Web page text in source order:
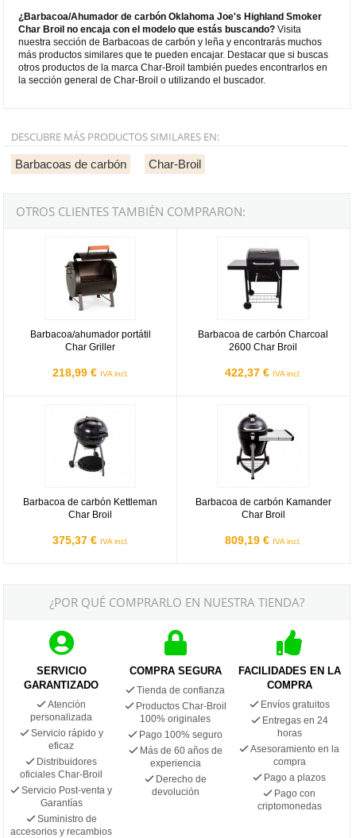
¿Barbacoa/Ahumador de carbón Oklahoma Joe's Highland Smoker
Char Broil no encaja con el modelo que estás buscando? Visita
nuestra sección de Barbacoas de carbón y leña y encontrarás muchos
más productos similares que te pueden encajar. Destacar que si buscas
otros productos de la marca Char-Broil también puedes encontrarlos en
la sección general de Char-Broil o utilizando el buscador.
DESCUBRE MÁS PRODUCTOS SIMILARES EN:
Barbacoas de carbón Char-Broil
OTROS CLIENTES TAMBIÉN COMPRARON:
Barbacoa/ahumador portátil
Char Griller
218,99 € IVA incl.
Barbacoa de carbón Charcoal
2600 Char Broil
422,37 € IVA incl.
Barbacoa de carbón Kettleman
Char Broil
375,37 € IVA incl.
Barbacoa de carbón Kamander
Char Broil
809,19 € IVA incl.
¿POR QUÉ COMPRARLO EN NUESTRA TIENDA?
SERVICIO
GARANTIZADO
Atención
personalizada
Servicio rápido y
eficaz
Distribuidores
oficiales Char-Broil
Servicio Post-venta y
Garantías
Suministro de
accesorios y recambios
COMPRA SEGURA
Tienda de confianza
Productos Char-Broil
100% originales
Pago 100% seguro
Más de 60 años de
experiencia
Derecho de
devolución
FACILIDADES EN LA
COMPRA
Envíos gratuitos
Entregas en 24
horas
Asesoramiento en la
compra
Pago a plazos
Pago con
criptomonedas